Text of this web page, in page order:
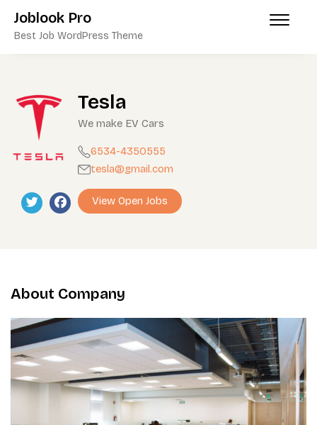
content
Joblook Pro
Best Job WordPress Theme
Tesla
We make EV Cars
6534-4350555
tesla@gmail.com
View Open Jobs
About Company